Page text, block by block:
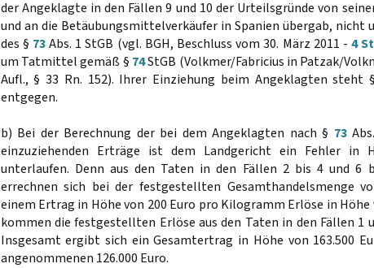
der Angeklagte in den Fällen 9 und 10 der Urteilsgründe von
und an die Betäubungsmittelverkäufer in Spanien übergab, nicht
des § 73Abs. 1 StGB (vgl. BGH, Beschluss vom 30. März 2011 -4
um Tatmittel gemäß § 74StGB (Volkmer/Fabricius in Patzak/
Aufl., § 33 Rn. 152). Ihrer Einziehung beim Angeklagten steht §
entgegen.
b) Bei der Berechnung der bei dem Angeklagten nach § 73
einzuziehenden Erträge ist dem Landgericht ein Fehler in
unterlaufen. Denn aus den Taten in den Fällen 2 bis 4 und 6
errechnen sich bei der festgestellten Gesamthandelsmenge
einem Ertrag in Höhe von 200 Euro pro Kilogramm Erlöse in Höhe
kommen die festgestellten Erlöse aus den Taten in den Fällen 1
Insgesamt ergibt sich ein Gesamtertrag in Höhe von 163.500
angenommenen 126.000 Euro.